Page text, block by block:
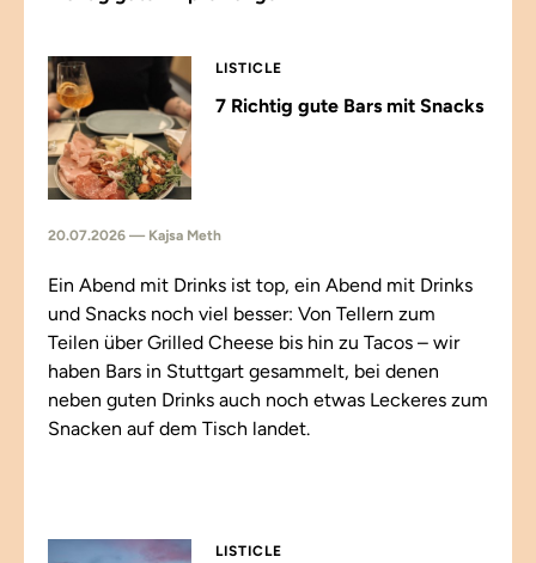
LISTICLE
7 Richtig gute Bars mit Snacks
20.07.2026 — Kajsa Meth
Ein Abend mit Drinks ist top, ein Abend mit Drinks
und Snacks noch viel besser: Von Tellern zum
Teilen über Grilled Cheese bis hin zu Tacos – wir
haben Bars in Stuttgart gesammelt, bei denen
neben guten Drinks auch noch etwas Leckeres zum
Snacken auf dem Tisch landet.
LISTICLE